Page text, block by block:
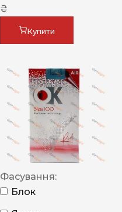
₴
Купити
Фасування:
Блок